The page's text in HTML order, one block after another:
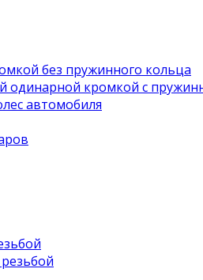
без пружинного кольца
одинарной кромкой с
автомобиля